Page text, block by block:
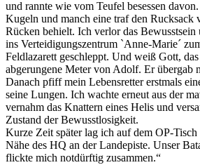
und rannte wie vom Teufel besessen
Kugeln und manch eine traf den Rucksack
Rücken behielt. Ich verlor das
ins Verteidigungszentrum `Anne-Marie´
Feldlazarett geschleppt. Und weiß Gott,
abgerungene Meter von Adolf. Er übergab
Danach pfiff mein Lebensretter erstmals
seine Lungen. Ich wachte erneut aus der
vernahm das Knattern eines Helis und
Zustand der Bewusstlosigkeit.
Kurze Zeit später lag ich auf dem OP-
Nähe des HQ an der Landepiste. Unser
flickte mich notdürftig zusammen.“